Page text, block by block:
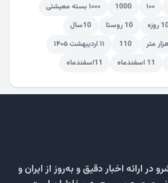
۱۰۰ 1000
۱۰۰۰ بسته معیشتی
روزه 10 روستا
10سال
110
۱۱ اردیبهشت ۱۴۰۵
11 اسفندماه 11اسفندماه
ارائه اخبار دقیق و به‌روز از ایران و